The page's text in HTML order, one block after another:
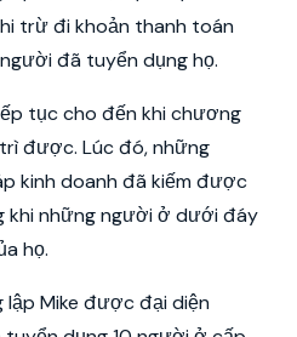
trừ đi khoản thanh toán
đã tuyển dụng họ.
tục cho đến khi chương
được. Lúc đó, những
kinh doanh đã kiếm được
khi những người ở dưới đáy
họ.
lập Mike được đại diện